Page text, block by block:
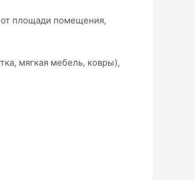
от площади помещения,
мягкая мебель, ковры),